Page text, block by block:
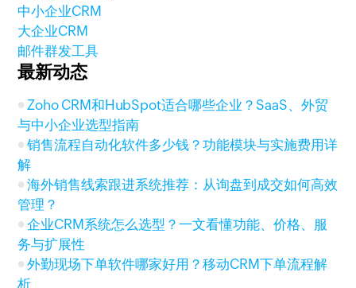
中小企业CRM
大企业CRM
邮件群发工具
最新动态
Zoho CRM和HubSpot适合哪些企业？SaaS、外贸
与中小企业选型指南
销售流程自动化软件多少钱？功能模块与实施费用详
解
海外销售线索跟进系统推荐：从询盘到成交如何高效
管理？
企业CRM系统怎么选型？一文看懂功能、价格、服
务与扩展性
外勤现场下单软件哪家好用？移动CRM下单流程解
析